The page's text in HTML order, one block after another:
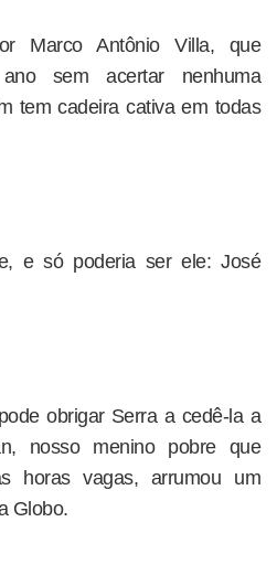
Marco Antônio Villa, que
sem acertar nenhuma
tem cadeira cativa em todas
e só poderia ser ele: José
obrigar Serra a cedê-la a
nosso menino pobre que
horas vagas, arrumou um
Globo.